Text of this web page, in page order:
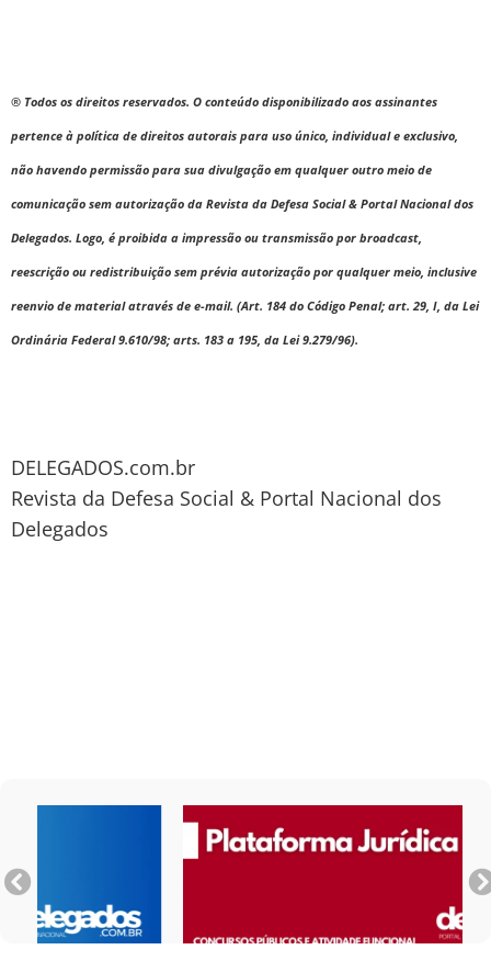
® Todos os direitos reservados. O conteúdo disponibilizado aos assinantes
pertence à política de direitos autorais para uso único, individual e exclusivo,
não havendo permissão para sua divulgação em qualquer outro meio de
comunicação sem autorização da Revista da Defesa Social & Portal Nacional dos
Delegados. Logo, é proibida a impressão ou transmissão por broadcast,
reescrição ou redistribuição sem prévia autorização por qualquer meio, inclusive
reenvio de material através de e-mail. (Art. 184 do Código Penal; art. 29, I, da Lei
Ordinária Federal 9.610/98; arts. 183 a 195, da Lei 9.279/96).
DELEGADOS.com.br
Revista da Defesa Social & Portal Nacional dos
Delegados